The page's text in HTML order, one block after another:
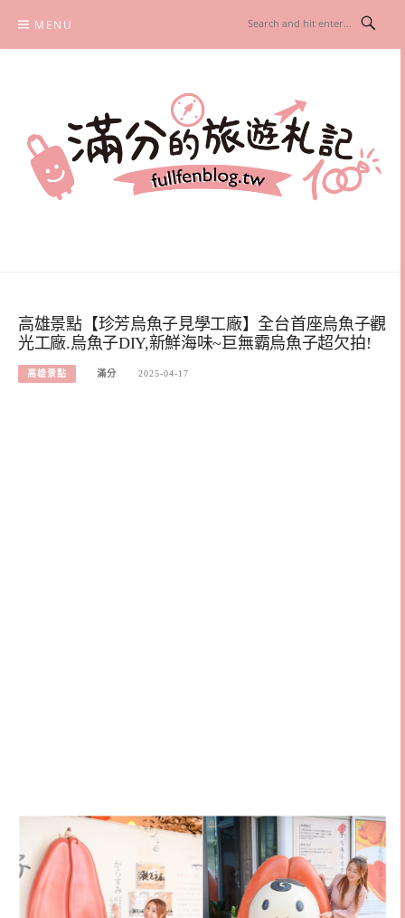
content
MENU
高雄景點【珍芳烏魚子見學工廠】全台首座烏魚子觀
光工廠.烏魚子DIY,新鮮海味~巨無霸烏魚子超欠拍!
高雄景點 滿分 2025-04-17